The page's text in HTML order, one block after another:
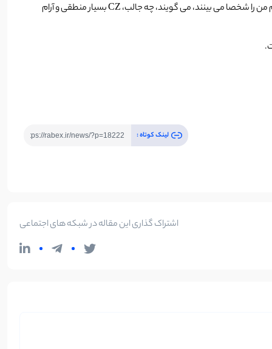
ژائو در مصاحبه خود گفت: در حالی که قانونگذاران ابتدا در مورد Binance تردید داشتند، با ادامه ارتباطات، نگرش آن‌ها تغییر کرده است. او افزود: “وقتی مردم من را شخصا می بینند، می گویند، چه جالب، CZ بسیار منطقی و آرام
لینک کوتاه :
اشتراک گذاری این مقاله در شبکه های اجتماعی